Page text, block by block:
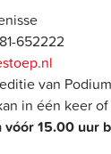
652222
van
in één keer
15.00 uur